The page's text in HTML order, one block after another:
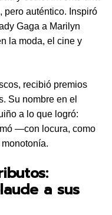
pero auténtico. Inspiró
Gaga a Marilyn
la moda, el cine y
recibió premios
Su nombre en el
a lo que logró:
—con locura, como
a sus